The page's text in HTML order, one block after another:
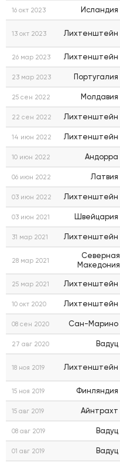
16 окт 2023 Исландия
13 окт 2023 Лихтенштейн
26 мар 2023 Лихтенштейн
23 мар 2023 Португалия
25 сен 2022 Молдавия
22 сен 2022 Лихтенштейн
14 июн 2022 Лихтенштейн
10 июн 2022 Андорра
06 июн 2022 Латвия
03 июн 2022 Лихтенштейн
03 июн 2021 Швейцария
31 мар 2021 Лихтенштейн
28 мар 2021
Северная
Македония
25 мар 2021 Лихтенштейн
10 окт 2020 Лихтенштейн
08 сен 2020 Сан-Марино
27 авг 2020 Вадуц
18 ноя 2019 Лихтенштейн
15 ноя 2019 Финляндия
15 авг 2019 Айнтрахт
08 авг 2019 Вадуц
01 авг 2019 Вадуц